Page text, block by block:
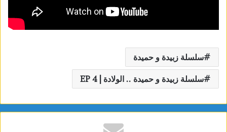
سلسلة زبيدة و حميدة
سلسلة زبيدة و حميدة .. الولادة | EP 4